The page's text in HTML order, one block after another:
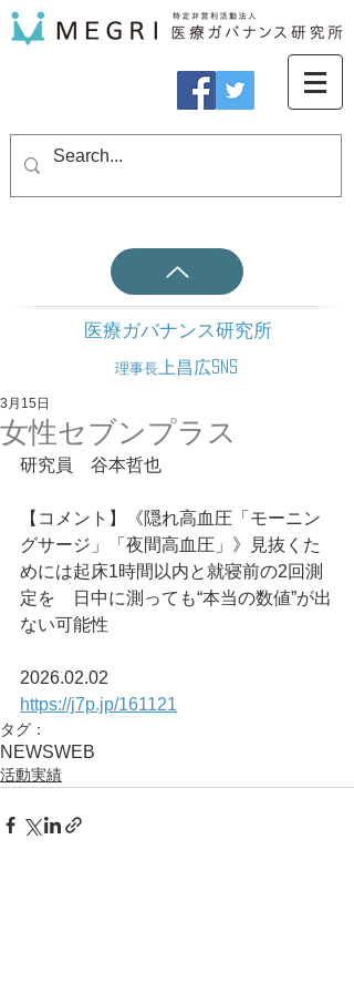
医療ガバナンス研究所
理事長 上昌広SNS
女性セブンプラス
3月15日
研究員　谷本哲也
【コメント】《隠れ高血圧「モーニン
グサージ」「夜間高血圧」》見抜くた
めには起床1時間以内と就寝前の2回測
定を　日中に測っても“本当の数値”が出
ない可能性
2026.02.02
https://j7p.jp/161121
タグ：
NEWSWEB
活動実績